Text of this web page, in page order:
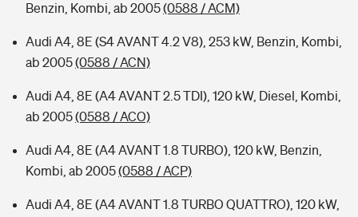
Benzin, Kombi, ab 2005(0588 / ACM)
Audi A4, 8E (S4 AVANT 4.2 V8), 253 kW, Benzin, Kombi,
ab 2005(0588 / ACN)
Audi A4, 8E (A4 AVANT 2.5 TDI), 120 kW, Diesel, Kombi,
ab 2005(0588 / ACO)
Audi A4, 8E (A4 AVANT 1.8 TURBO), 120 kW, Benzin,
Kombi, ab 2005(0588 / ACP)
Audi A4, 8E (A4 AVANT 1.8 TURBO QUATTRO), 120 kW,